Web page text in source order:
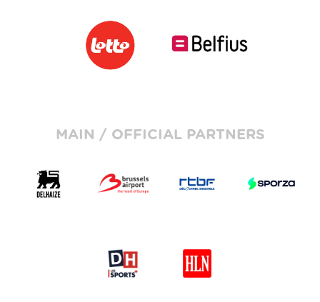
MAIN / OFFICIAL PARTNERS